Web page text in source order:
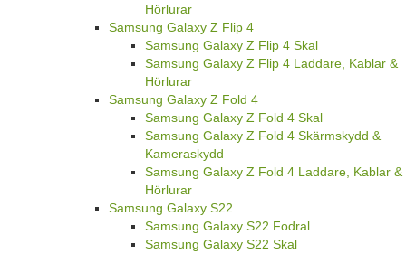
Hörlurar
Samsung Galaxy Z Flip 4
Samsung Galaxy Z Flip 4 Skal
Samsung Galaxy Z Flip 4 Laddare, Kablar &
Hörlurar
Samsung Galaxy Z Fold 4
Samsung Galaxy Z Fold 4 Skal
Samsung Galaxy Z Fold 4 Skärmskydd &
Kameraskydd
Samsung Galaxy Z Fold 4 Laddare, Kablar &
Hörlurar
Samsung Galaxy S22
Samsung Galaxy S22 Fodral
Samsung Galaxy S22 Skal